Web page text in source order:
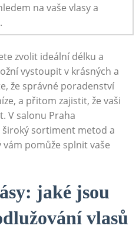
na vaše vlasy a
zvolit ideální délku a
vystoupit v krásných a
že správné poradenství
a přitom zajistit, že vaši
V salonu Praha
sortiment metod a
pomůže splnit vaše
jaké jsou
vlasů